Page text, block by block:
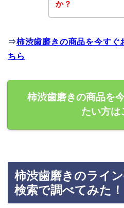
か？
⇒柿渋歯磨きの商品を今すぐ
ちら
柿渋歯磨きの商品を
たい方は
柿渋歯磨きのライ
検索で調べてみた！